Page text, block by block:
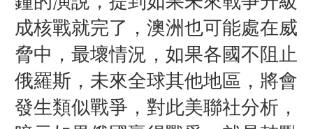
成核戰就完了，澳洲也可能處在威
脅中，最壞情況，如果各國不阻止
俄羅斯，未來全球其他地區，將會
發生類似戰爭，對此美聯社分析，